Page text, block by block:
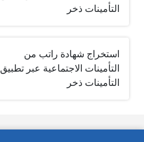
التأمينات ذخر
استخراج شهادة راتب من
التأمينات الاجتماعية عبر تطبيق
التأمينات ذخر